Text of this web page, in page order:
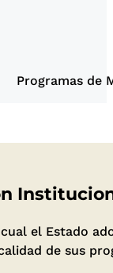
Programas de
el Estado
de sus